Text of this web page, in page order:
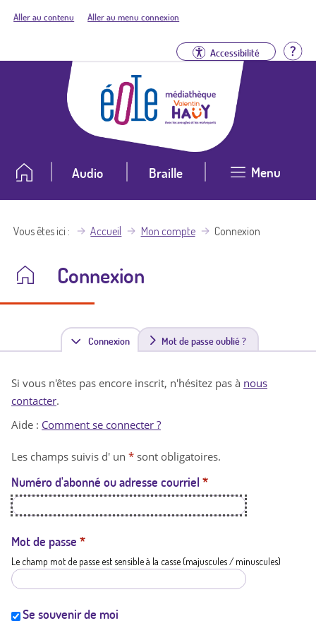
Aller au contenu Aller au menu connexion
Accessibilité
Audio Braille Menu
Vous êtes ici Accueil Mon compte Connexion
Connexion
Connexion(
n
t
a
t
i
Mot de passe oublié ?
Si vous n'êtes pas encore inscrit, n'hésitez pas à nous
contacter.
Aide : Comment se connecter ?
Les champs suivis d' un * sont obligatoires.
Numéro d'abonné ou adresse courriel *
Mot de passe *
Le champ mot de passe est sensible à la casse (majuscules / minuscules)
Se souvenir de moi